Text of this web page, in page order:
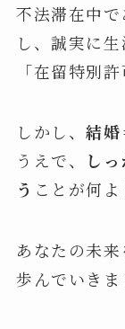
不法滞在中
し、誠実に
「在留特別
しかし、結
うえで、
し
う ことが何よ
あなたの未
歩んでいきま